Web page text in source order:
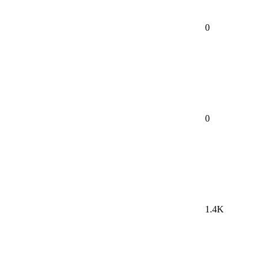
0
0
1.4K